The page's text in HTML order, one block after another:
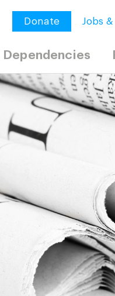
Donate Jobs
Dependencies